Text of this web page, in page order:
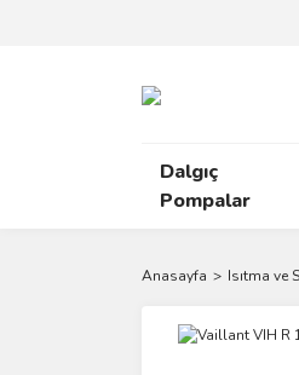
Dalgıç
Pompalar
Anasayfa Isıtma ve